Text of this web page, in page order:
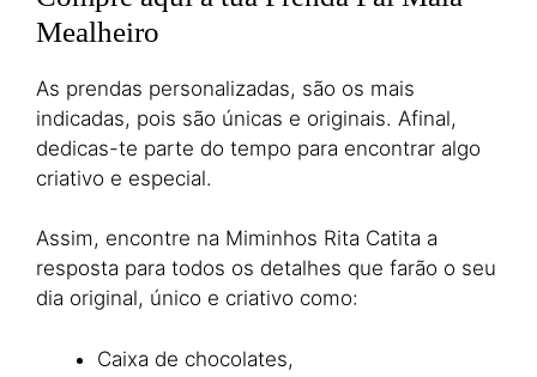
Mealheiro
As prendas personalizadas, são os mais
indicadas, pois são únicas e originais. Afinal,
dedicas-te parte do tempo para encontrar algo
criativo e especial.
Assim, encontre na Miminhos Rita Catita a
resposta para todos os detalhes que farão o seu
dia original, único e criativo como:
Caixa de chocolates,